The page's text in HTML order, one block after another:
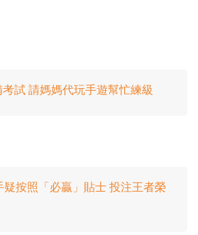
試 請媽媽代玩手遊幫忙練級
疑按照「必贏」貼士 投注王者榮